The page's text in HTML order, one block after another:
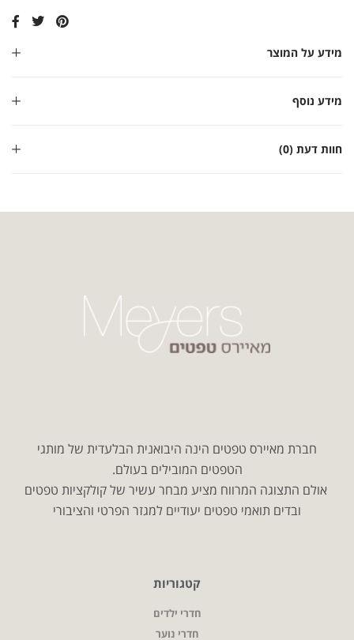
מידע על המוצר
מידע נוסף
חוות דעת (0)
חברת מאיירס טפטים הינה היבואנית הבלעדית של מותגי
הטפטים המובילים בעולם.
אולם התצוגה המרווח מציע מבחר עשיר של קולקציות טפטים
ובדים תואמי טפטים יעודיים למגזר הפרטי והציבורי
קטגוריות
חדרי ילדים
חדרי נוער